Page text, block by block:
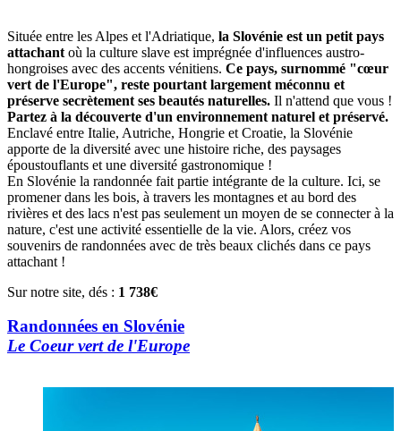
Située entre les Alpes et l'Adriatique, la Slovénie est un petit pays
attachant où la culture slave est imprégnée d'influences austro-
hongroises avec des accents vénitiens. Ce pays, surnommé "cœur
vert de l'Europe", reste pourtant largement méconnu et
préserve secrètement ses beautés naturelles. Il n'attend que vous !
Partez à la découverte d'un environnement naturel et préservé.
Enclavé entre Italie, Autriche, Hongrie et Croatie, la Slovénie
apporte de la diversité avec une histoire riche, des paysages
époustouflants et une diversité gastronomique !
En Slovénie la randonnée fait partie intégrante de la culture. Ici, se
promener dans les bois, à travers les montagnes et au bord des
rivières et des lacs n'est pas seulement un moyen de se connecter à la
nature, c'est une activité essentielle de la vie. Alors, créez vos
souvenirs de randonnées avec de très beaux clichés dans ce pays
attachant !
Sur notre site, dés : 1 738€
Randonnées en Slovénie
Le Coeur vert de l'Europe